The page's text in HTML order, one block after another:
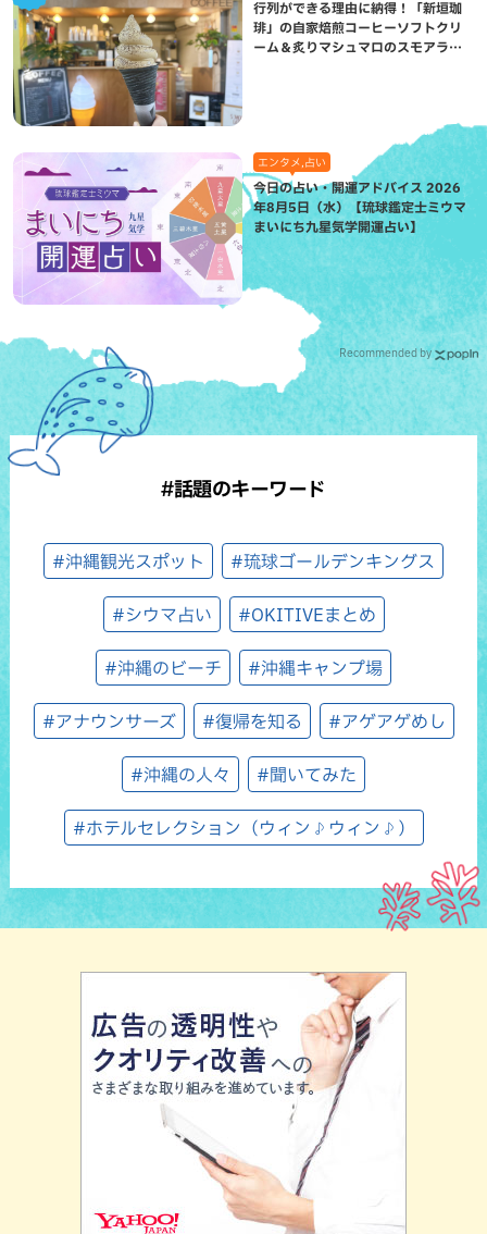
行列ができる理由に納得！「新垣珈
琲」の自家焙煎コーヒーソフトクリ
ーム＆炙りマシュマロのスモアラテ
エンタメ,占い
今日の占い・開運アドバイス 2026
年8月5日（水）【琉球鑑定士ミウマ
まいにち九星気学開運占い】
Recommended by
#話題のキーワード
#沖縄観光スポット #琉球ゴールデンキングス
#シウマ占い #OKITIVEまとめ
#沖縄のビーチ #沖縄キャンプ場
#アナウンサーズ #復帰を知る #アゲアゲめし
#沖縄の人々 #聞いてみた
#ホテルセレクション（ウィン♪ウィン♪）